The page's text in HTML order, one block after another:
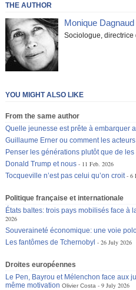
THE AUTHOR
Monique Dagnaud
Sociologue, directrice
YOU MIGHT ALSO LIKE
From the same author
Quelle jeunesse est prête à embarquer
Guillaume Erner ou comment les
Penser les générations plutôt que de
Donald Trump et nous
11 Feb. 2026
Tocqueville n’est pas celui qu’on croit 6
Politique française et internationale
États baltes: trois pays mobilisés face à
2026
Souveraineté économique: une voie
Les fantômes de Tchernobyl
26 July 2026
Droites européennes
Le Pen, Bayrou et Mélenchon face aux
même motivation Olivier Costa
9 July 2026